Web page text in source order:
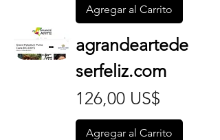
Agregar al Carrito
agrandeartede
serfeliz.com
Precio
126,00 US$
Agregar al Carrito